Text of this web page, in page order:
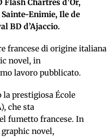
Flash Chartres d’Or,
Sainte-Enimie, Ile de
BD d’Ajaccio.
francese di origine italiana
novel, in
lavoro pubblicato.
la prestigiosa École
che sta
fumetto francese. In
novel,